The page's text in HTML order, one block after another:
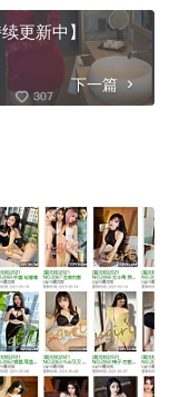
更新中】
下一篇